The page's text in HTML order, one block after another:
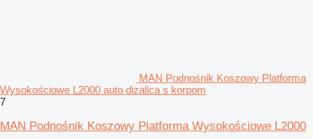
MAN Podnośnik Koszowy Platforma
Wysokościowe L2000 auto dizalica s korpom
7
MAN Podnośnik Koszowy Platforma Wysokościowe L2000